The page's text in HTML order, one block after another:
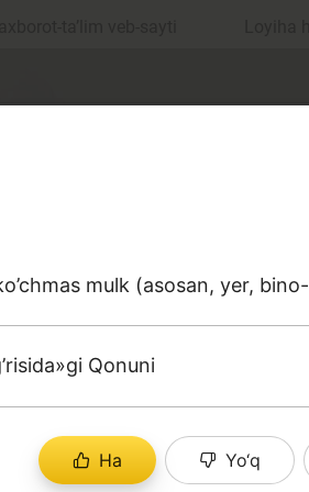
Budjet
aniq ta'riflarini
mulk (asosan, yer,
Qonuni
Ha Yo‘q